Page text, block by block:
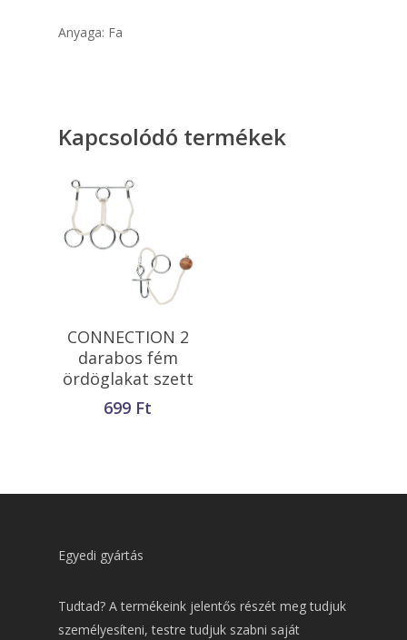
Anyaga: Fa
Kapcsolódó termékek
Kosárba
Teszem
CONNECTION 2
darabos fém
ördöglakat szett
699 Ft
Egyedi gyártás
Tudtad? A termékeink jelentős részét meg tudjuk
személyesíteni, testre tudjuk szabni saját